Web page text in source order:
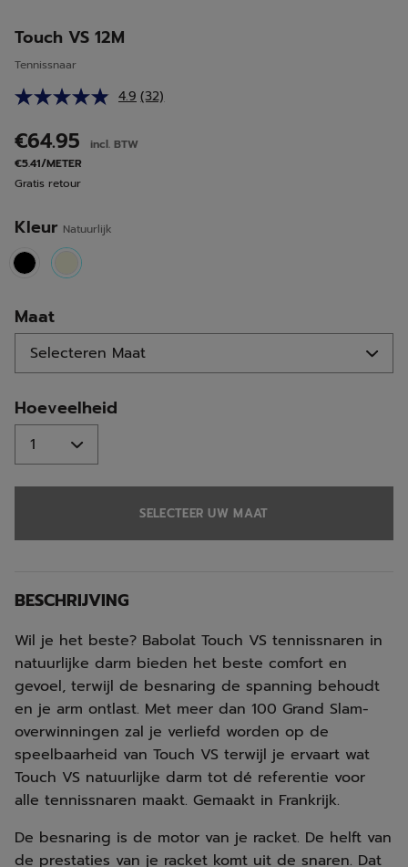
Touch VS 12M
Tennissnaar
4.9 Lees
(32)
€64.95
incl. BTW
€5.41/METER
Gratis retour
Kleur Natuurlijk
selected
Maat
Hoeveelheid
SELECTEER UW MAAT
BESCHRIJVING
Wil je het beste? Babolat Touch VS tennissnaren in
natuurlijke darm bieden het beste comfort en
gevoel, terwijl de besnaring de spanning behoudt
en je arm ontlast. Met meer dan 100 Grand Slam-
overwinningen zal je verliefd worden op de
speelbaarheid van Touch VS terwijl je ervaart wat
Touch VS natuurlijke darm tot dé referentie voor
alle tennissnaren maakt. Gemaakt in Frankrijk.
De besnaring is de motor van je racket. De helft van
de prestaties van je racket komt uit de snaren. Dat